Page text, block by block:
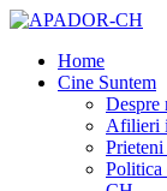
Home
Cine Suntem
Despre
Afilieri
Politica